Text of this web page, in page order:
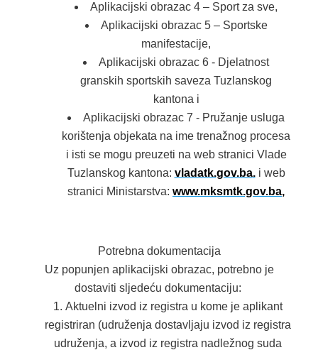
Aplikacijski obrazac 4 – Sport za sve,
Aplikacijski obrazac 5 – Sportske
manifestacije,
Aplikacijski obrazac 6 - Djelatnost
granskih sportskih saveza Tuzlanskog
kantona i
Aplikacijski obrazac 7 - Pružanje usluga
korištenja objekata na ime trenažnog procesa
i isti se mogu preuzeti na web stranici Vlade
Tuzlanskog kantona: vladatk.gov.ba.i web
stranici Ministarstva: www.mksmtk.gov.ba,
Potrebna dokumentacija
Uz popunjen aplikacijski obrazac, potrebno je
dostaviti sljedeću dokumentaciju:
Aktuelni izvod iz registra u kome je aplikant
registriran (udruženja dostavljaju izvod iz registra
udruženja, a izvod iz registra nadležnog suda